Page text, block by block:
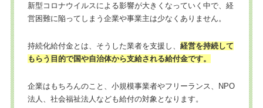
新型コロナウイルスによる影響が大きくなっていく中で、経
営困難に陥ってしまう企業や事業主は少なくありません。
持続化給付金とは、そうした業者を支援し、経営を持続して
もらう目的で国や自治体から支給される給付金です。
企業はもちろんのこと、小規模事業者やフリーランス、NPO
法人、社会福祉法人なども給付の対象となります。